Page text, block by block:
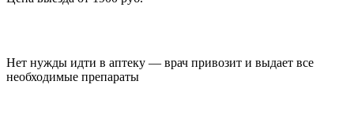
Нет нужды идти в аптеку — врач привозит и выдает все
необходимые препараты